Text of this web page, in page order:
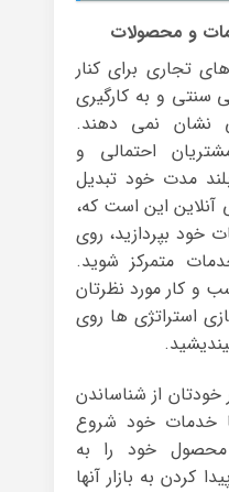
تجاری برای کنار
سنتی و به کارگیری
نشان نمی دهند.
احتمالی و
مدت خود تبدیل
آنلاین این است که،
خود بپردازید، روی
متمرکز شوید.
و کار مورد نظرتان
استراتژی ها روی
از شناساندن
خدمات خود شروع
محصول خود را به
کردن به بازار آنها